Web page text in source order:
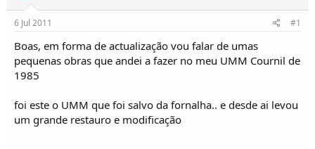
o
r
e
T
p
i
í
i
6 Jul 2011 #1
Boas, em forma de actualização vou falar de umas
pequenas obras que andei a fazer no meu UMM Cournil de
1985
foi este o UMM que foi salvo da fornalha.. e desde ai levou
um grande restauro e modificação